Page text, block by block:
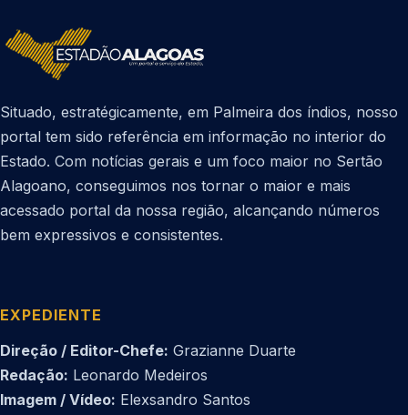
Situado, estratégicamente, em Palmeira dos índios, nosso
portal tem sido referência em informação no interior do
Estado. Com notícias gerais e um foco maior no Sertão
Alagoano, conseguimos nos tornar o maior e mais
acessado portal da nossa região, alcançando números
bem expressivos e consistentes.
EXPEDIENTE
Direção / Editor-Chefe: Grazianne Duarte
Redação: Leonardo Medeiros
Imagem / Vídeo: Elexsandro Santos